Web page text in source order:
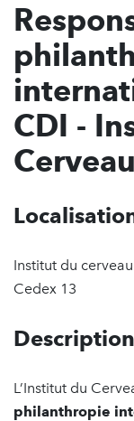
CDI -
Cerveau
Institut du
Cedex 13
Description
L’Institut du
philanthropie